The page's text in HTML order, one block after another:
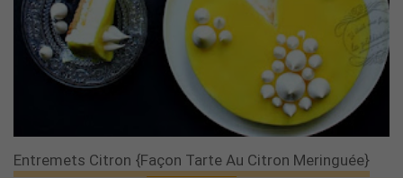
Entremets Citron {façon Tarte Au Citron Meringuée}